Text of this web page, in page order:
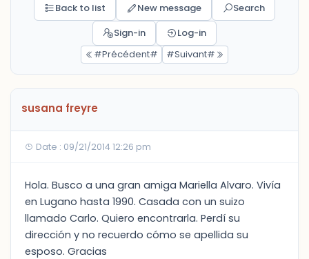
Back to list New message
Search
Sign-in
Log-in
#Précédent#
#Suivant#
susana freyre
Date : 09/21/2014 12:26 pm
Hola. Busco a una gran amiga Mariella Alvaro. Vivía
en Lugano hasta 1990. Casada con un suizo
llamado Carlo. Quiero encontrarla. Perdí su
dirección y no recuerdo cómo se apellida su
esposo. Gracias